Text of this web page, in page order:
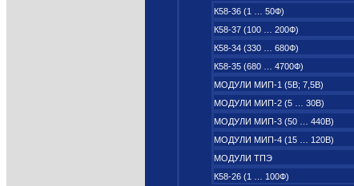
К58-36 (1 … 50Ф)
К58-37 (100 … 200Ф)
К58-34 (330 … 680Ф)
К58-35 (680 … 4700Ф)
МОДУЛИ МИП-1 (5В; 7,5B)
МОДУЛИ МИП-2 (5 … 30В)
МОДУЛИ МИП-3 (50 … 440В)
МОДУЛИ МИП-4 (15 … 120В)
МОДУЛИ ТПЭ
К58-26 (1 … 100Ф)